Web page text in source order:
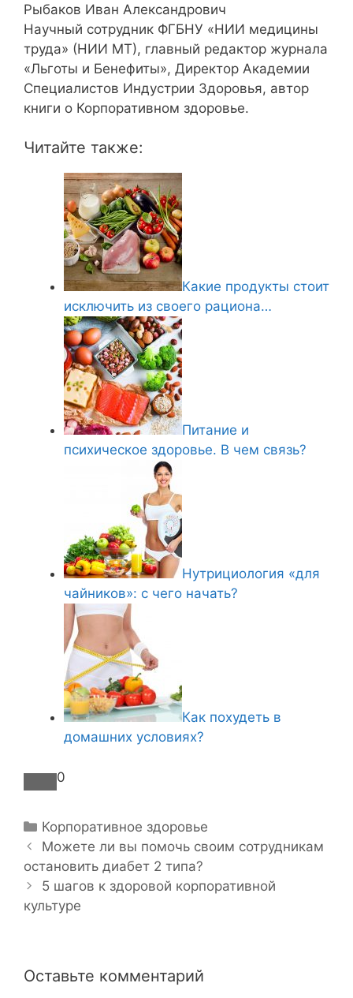
Рыбаков Иван Александрович
Научный сотрудник ФГБНУ «НИИ медицины
труда» (НИИ МТ), главный редактор журнала
«Льготы и Бенефиты», Директор Академии
Специалистов Индустрии Здоровья, автор
книги о Корпоративном здоровье.
Читайте также:
Какие продукты стоит
исключить из своего рациона…
Питание и
психическое здоровье. В чем связь?
Нутрициология «для
чайников»: с чего начать?
Как похудеть в
домашних условиях?
0
Р
у
б
р
и
Корпоративное здоровье
Н
а
в
и
и
Можете ли вы помочь своим сотрудникам
остановить диабет 2 типа?
5 шагов к здоровой корпоративной
культуре
Оставьте комментарий